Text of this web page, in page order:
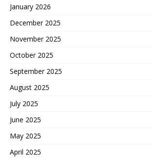
January 2026
December 2025
November 2025
October 2025
September 2025
August 2025
July 2025
June 2025
May 2025
April 2025